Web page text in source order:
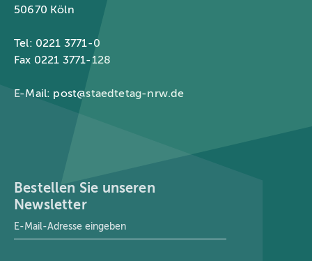
50670 Köln
Tel: 0221 3771-0
Fax 0221 3771-128
E-Mail: post@staedtetag-nrw.de
Bestellen Sie unseren
Newsletter
E-Mail-Adresse